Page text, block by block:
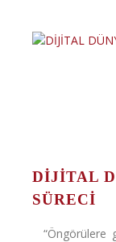
DİJİTAL
SÜRECİ
“Öngörülere